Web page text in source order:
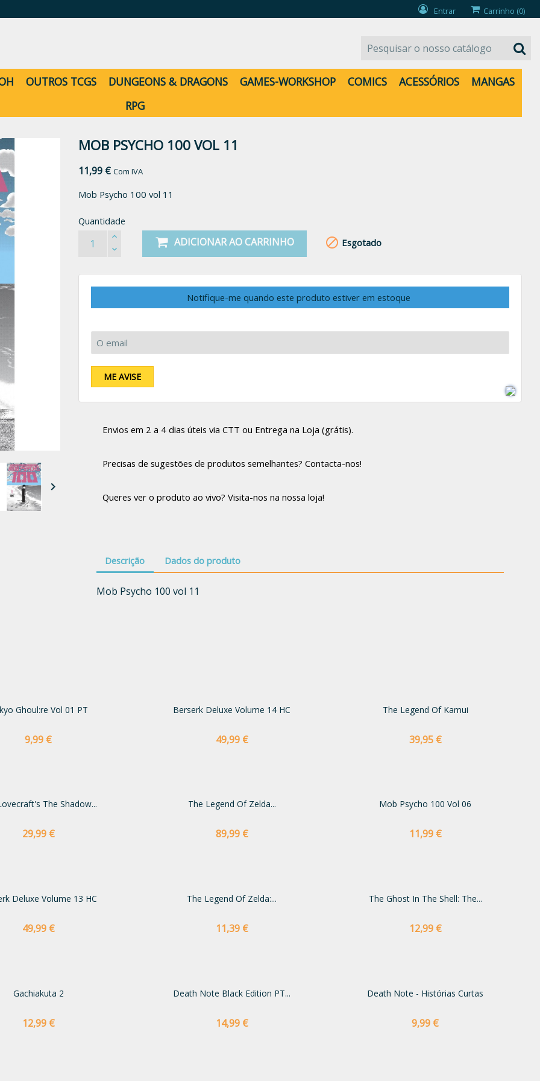
Entrar Carrinho (0)
OUTROS TCGS DUNGEONS & DRAGONS GAMES-WORKSHOP COMICS ACESSÓRIOS
MANGAS
RPG

MOB PSYCHO 100 VOL 11
11,99 € Com IVA
Mob Psycho 100 vol 11
Quantidade
ADICIONAR AO CARRINHO  Esgotado
Notifique-me quando este produto estiver em estoque
ME AVISE
Envios em 2 a 4 dias úteis via CTT ou Entrega na Loja (grátis).
Precisas de sugestões de produtos semelhantes? Contacta-nos!
Queres ver o produto ao vivo? Visita-nos na nossa loja!
Descrição Dados do produto
Mob Psycho 100 vol 11
Ghoul:re Vol 01 PT
Preço
9,99 €
Berserk Deluxe Volume 14 HC
Preço
49,99 €
The Legend Of Kamui
Preço
39,95 €
The Shadow...
Preço
29,99 €
The Legend Of Zelda...
Preço
89,99 €
Mob Psycho 100 Vol 06
Preço
11,99 €
Deluxe Volume 13 HC
Preço
49,99 €
The Legend Of Zelda:...
Preço
11,39 €
The Ghost In The Shell: The...
Preço
12,99 €
Gachiakuta 2
Preço
12,99 €
Death Note Black Edition PT...
Preço
14,99 €
Death Note - Histórias Curtas
Preço
9,99 €